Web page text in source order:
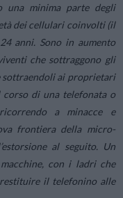
una minima parte degli
dei cellulari coinvolti (il
anni. Sono in aumento
che sottraggono gli
sottraendoli ai proprietari
di una telefonata o
a minacce e
frontiera della micro-
al seguito. Un
con i ladri che
il telefonino alle